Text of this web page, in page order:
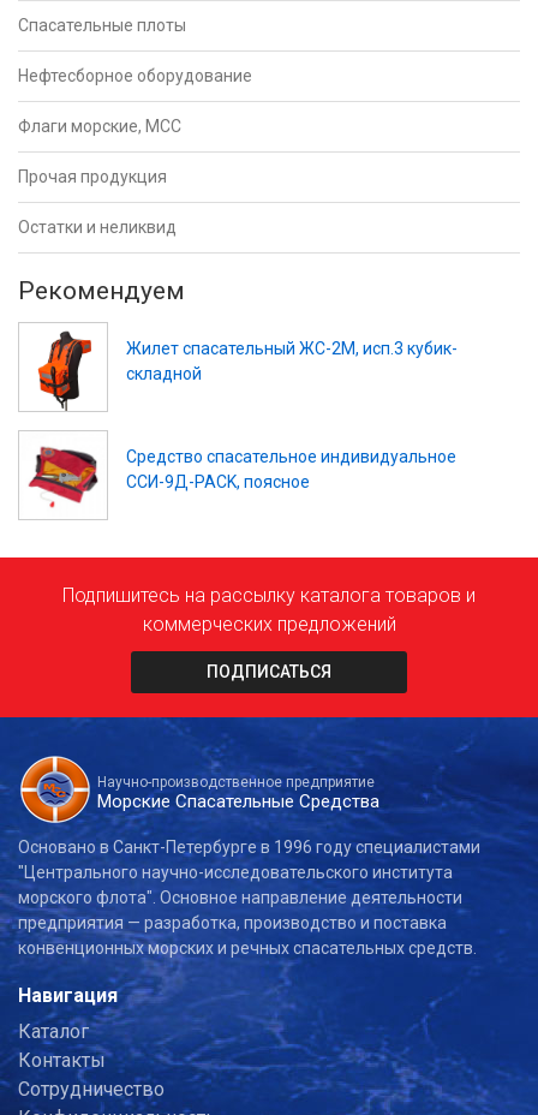
Спасательные плоты
Нефтесборное оборудование
Флаги морские, МСС
Прочая продукция
Остатки и неликвид
Рекомендуем
Жилет спасательный ЖС-2М, исп.3 кубик-
складной
Средство спасательное индивидуальное
ССИ-9Д-PACK, поясное
Подпишитесь на рассылку каталога товаров и
коммерческих предложений
ПОДПИСАТЬСЯ
Научно-производственное предприятие
Морские Спасательные Средства
Основано в Санкт-Петербурге в 1996 году специалистами
"Центрального научно-исследовательского института
морского флота". Основное направление деятельности
предприятия — разработка, производство и поставка
конвенционных морских и речных спасательных средств.
Навигация
Каталог
Контакты
Сотрудничество